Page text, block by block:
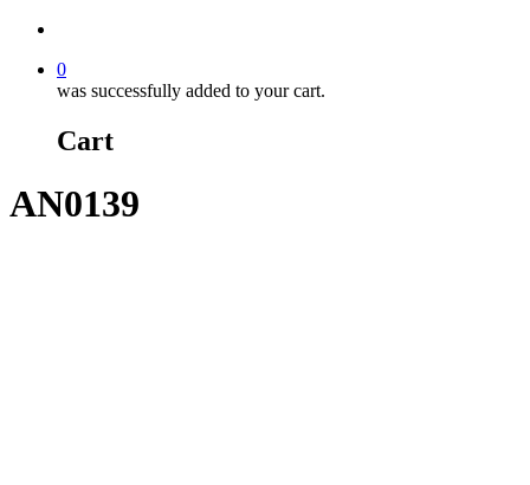
0
was successfully added to your cart.
Cart
AN0139